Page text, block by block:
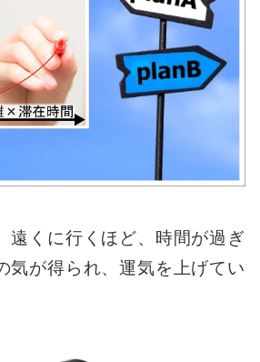
遠くに行くほど、時間が過ぎ
気が得られ、運気を上げてい